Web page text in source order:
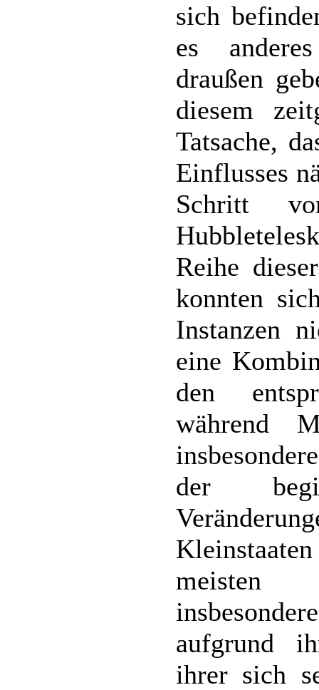
sich
es
draußen
diesem
Tatsache,
Einflusses
Schritt
Reihe
konnten
Instanzen
eine
den
während
der
meisten
aufgrund
ihrer sich